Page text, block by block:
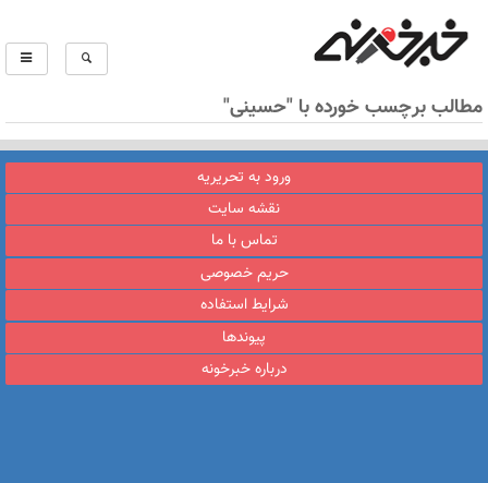
مطالب برچسب خورده با "حسینی"
ورود به تحریریه
نقشه سایت
تماس با ما
حریم خصوصی
شرایط استفاده
پیوندها
درباره خبرخونه